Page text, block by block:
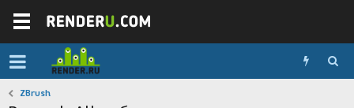
ZBrush